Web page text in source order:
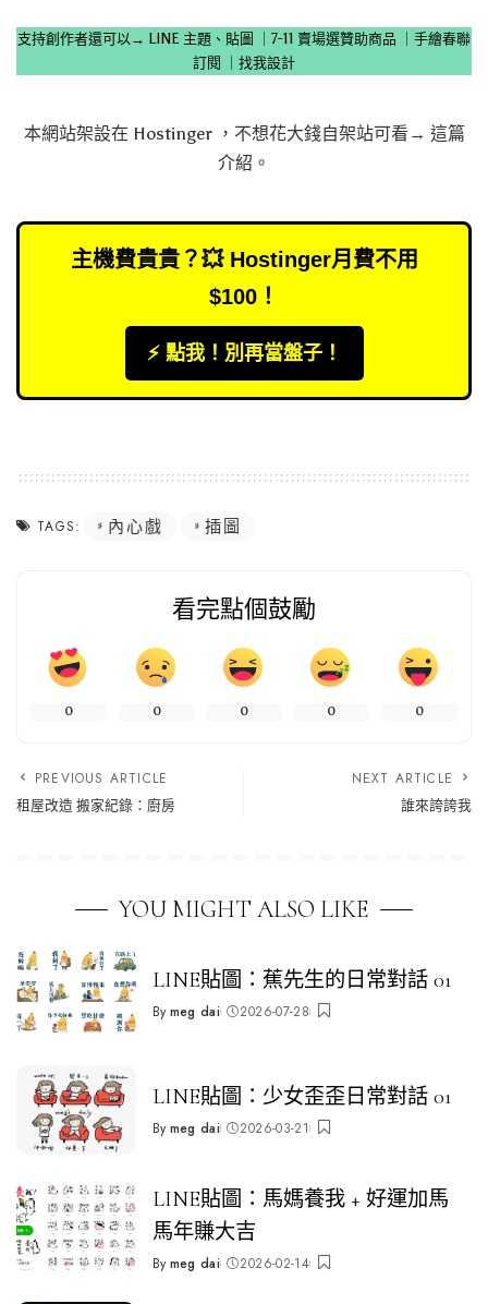
支持創作者還可以→ LINE 主題、貼圖 7-11 賣場選贊助商品
手繪春聯
訂閱
找我設計
本網站架設在 Hostinger，不想花大錢自架站可看→ 這篇
介紹 。
主機費貴貴？💥 Hostinger月費不用
$100！
⚡️ 點我！別再當盤子！
TAGS: 內心戲 插圖
看完點個鼓勵
0 0 0 0 0
PREVIOUS ARTICLE
租屋改造 搬家紀錄：廚房
NEXT ARTICLE
誰來誇誇我
YOU MIGHT ALSO LIKE
LINE貼圖：蕉先生的日常對話 01
Posted
By meg dai 2026-07-28
LINE貼圖：少女歪歪日常對話 01
Posted
By meg dai 2026-03-21
LINE貼圖：馬媽養我 + 好運加馬
馬年賺大吉
Posted
By meg dai 2026-02-14